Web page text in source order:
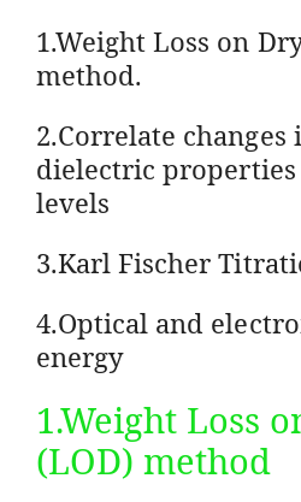
1.Weight Loss on
method.
2.Correlate
dielectric
levels
3.Karl Fischer
4.Optical and
energy
1.Weight Loss
(LOD) method